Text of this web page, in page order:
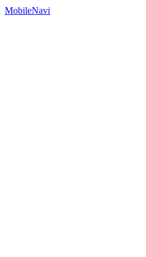
MobileNavi